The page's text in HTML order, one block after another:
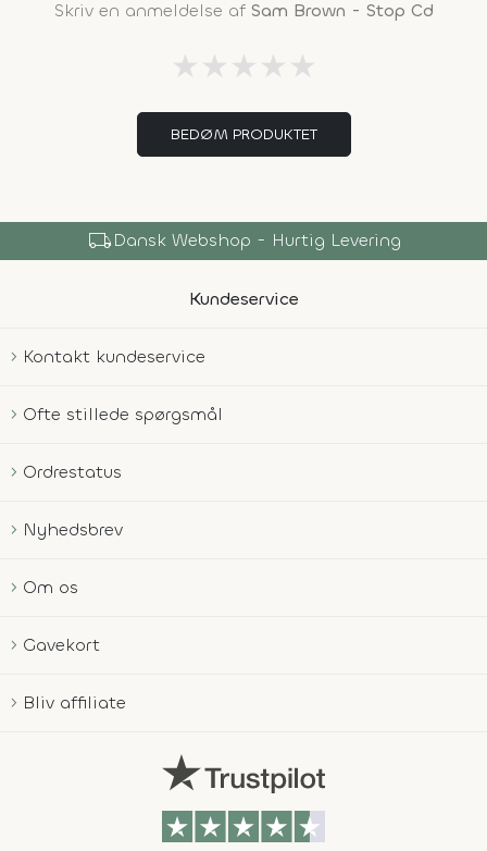
Skriv en anmeldelse af Sam Brown - Stop Cd
★ ★ ★ ★ ★
BEDØM PRODUKTET
local_shippingDansk Webshop - Hurtig Levering
Kundeservice
Kontakt kundeservice
Ofte stillede spørgsmål
Ordrestatus
Nyhedsbrev
Om os
Gavekort
Bliv affiliate